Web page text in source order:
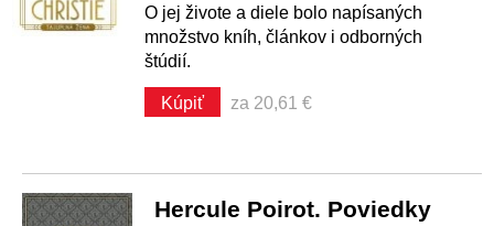
O jej živote a diele bolo napísaných
množstvo kníh, článkov i odborných
štúdií.
Kúpiť za 20,61 €
Hercule Poirot. Poviedky